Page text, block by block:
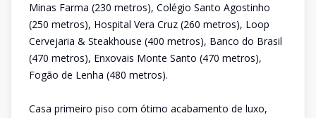
Minas Farma (230 metros), Colégio Santo Agostinho
(250 metros), Hospital Vera Cruz (260 metros), Loop
Cervejaria & Steakhouse (400 metros), Banco do Brasil
(470 metros), Enxovais Monte Santo (470 metros),
Fogão de Lenha (480 metros).
Casa primeiro piso com ótimo acabamento de luxo,